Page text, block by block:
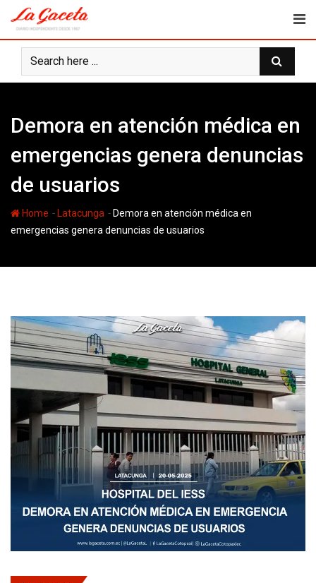
content
Demora en atención médica en
emergencias genera denuncias
de usuarios
Home - Latacunga - Demora en atención médica en
emergencias genera denuncias de usuarios